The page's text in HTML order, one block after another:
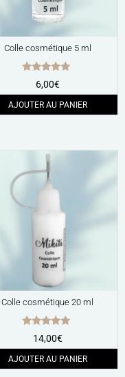
Colle cosmétique 5 ml
Note
4.80
6,00€
AJOUTER AU PANIER
Colle cosmétique 20 ml
Note
4.80
sur 5
14,00€
AJOUTER AU PANIER